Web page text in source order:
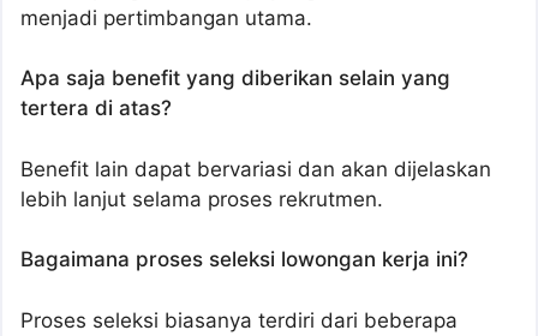
menjadi pertimbangan utama.
Apa saja benefit yang diberikan selain yang
tertera di atas?
Benefit lain dapat bervariasi dan akan dijelaskan
lebih lanjut selama proses rekrutmen.
Bagaimana proses seleksi lowongan kerja ini?
Proses seleksi biasanya terdiri dari beberapa